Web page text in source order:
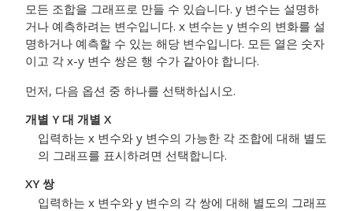
모든 조합을 그래프로 만들 수 있습니다. y 변수는 설명하
거나 예측하려는 변수입니다. x 변수는 y 변수의 변화를 설
명하거나 예측할 수 있는 해당 변수입니다. 모든 열은 숫자
이고 각 x-y 변수 쌍은 행 수가 같아야 합니다.
먼저, 다음 옵션 중 하나를 선택하십시오.
개별 Y 대 개별 X
입력하는 x 변수와 y 변수의 가능한 각 조합에 대해 별도
의 그래프를 표시하려면 선택합니다.
XY 쌍
입력하는 x 변수와 y 변수의 각 쌍에 대해 별도의 그래프